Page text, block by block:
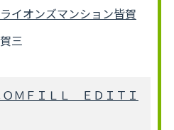
オンズマンション皆賀
三
ＭＦＩＬＬ ＥＤＩＴＩ